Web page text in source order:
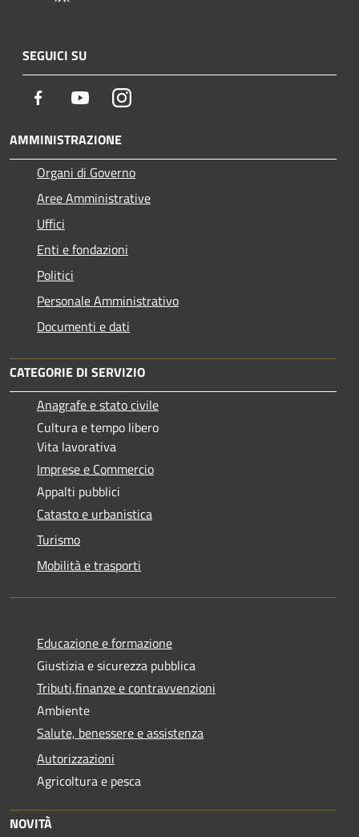
SEGUICI SU
Facebook YoutubeInstagram
AMMINISTRAZIONE
Organi di Governo
Aree Amministrative
Uffici
Enti e fondazioni
Politici
Personale Amministrativo
Documenti e dati
CATEGORIE DI SERVIZIO
Anagrafe e stato civile
Cultura e tempo libero
Vita lavorativa
Imprese e Commercio
Appalti pubblici
Catasto e urbanistica
Turismo
Mobilità e trasporti
Educazione e formazione
Giustizia e sicurezza pubblica
Tributi,finanze e contravvenzioni
Ambiente
Salute, benessere e assistenza
Autorizzazioni
Agricoltura e pesca
NOVITÀ